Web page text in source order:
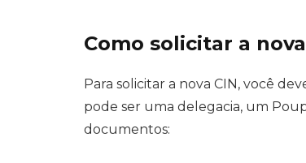
Como solicitar a
Para solicitar a nova CIN, você
pode ser uma delegacia, um
documentos: